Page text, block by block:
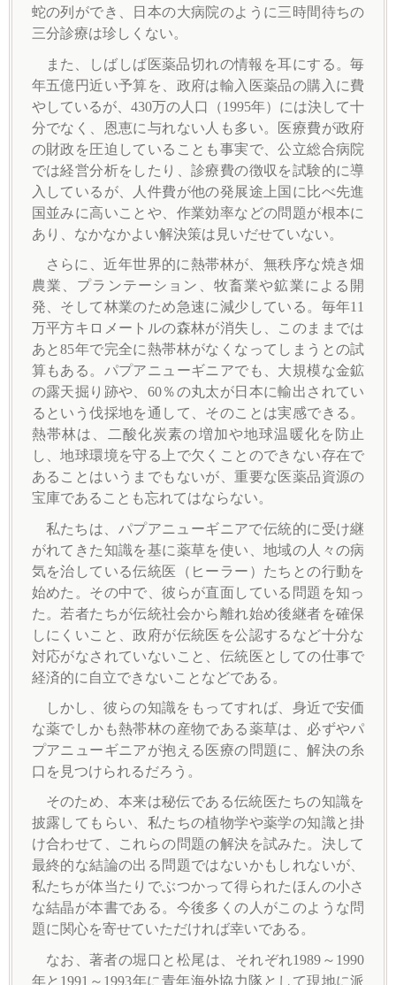
蛇の列ができ、日本の大病院のように三時間待ちの
三分診療は珍しくない。
また、しばしば医薬品切れの情報を耳にする。毎
年五億円近い予算を、政府は輸入医薬品の購入に費
やしているが、430万の人口（1995年）には決して十
分でなく、恩恵に与れない人も多い。医療費が政府
の財政を圧迫していることも事実で、公立総合病院
では経営分析をしたり、診療費の徴収を試験的に導
入しているが、人件費が他の発展途上国に比べ先進
国並みに高いことや、作業効率などの問題が根本に
あり、なかなかよい解決策は見いだせていない。
さらに、近年世界的に熱帯林が、無秩序な焼き畑
農業、プランテーション、牧畜業や鉱業による開
発、そして林業のため急速に減少している。毎年11
万平方キロメートルの森林が消失し、このままでは
あと85年で完全に熱帯林がなくなってしまうとの試
算もある。パプアニューギニアでも、大規模な金鉱
の露天掘り跡や、60％の丸太が日本に輸出されてい
るという伐採地を通して、そのことは実感できる。
熱帯林は、二酸化炭素の増加や地球温暖化を防止
し、地球環境を守る上で欠くことのできない存在で
あることはいうまでもないが、重要な医薬品資源の
宝庫であることも忘れてはならない。
私たちは、パプアニューギニアで伝統的に受け継
がれてきた知識を基に薬草を使い、地域の人々の病
気を治している伝統医（ヒーラー）たちとの行動を
始めた。その中で、彼らが直面している問題を知っ
た。若者たちが伝統社会から離れ始め後継者を確保
しにくいこと、政府が伝統医を公認するなど十分な
対応がなされていないこと、伝統医としての仕事で
経済的に自立できないことなどである。
しかし、彼らの知識をもってすれば、身近で安価
な薬でしかも熱帯林の産物である薬草は、必ずやパ
プアニューギニアが抱える医療の問題に、解決の糸
口を見つけられるだろう。
そのため、本来は秘伝である伝統医たちの知識を
披露してもらい、私たちの植物学や薬学の知識と掛
け合わせて、これらの問題の解決を試みた。決して
最終的な結論の出る問題ではないかもしれないが、
私たちが体当たりでぶつかって得られたほんの小さ
な結晶が本書である。今後多くの人がこのような問
題に関心を寄せていただければ幸いである。
なお、著者の堀口と松尾は、それぞれ1989～1990
年と1991～1993年に青年海外協力隊として現地に派